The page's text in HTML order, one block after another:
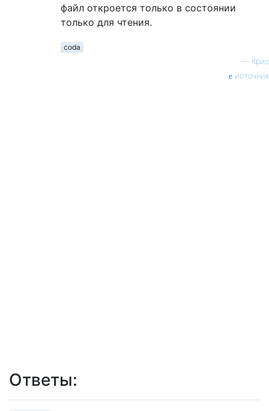
файл откроется только в состоянии
только для чтения.
coda
— Крис
источник
Ответы: